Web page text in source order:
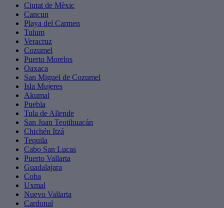
Ciutat de Mèxic
Cancun
Playa del Carmen
Tulum
Veracruz
Cozumel
Puerto Morelos
Oaxaca
San Miguel de Cozumel
Isla Mujeres
Akumal
Puebla
Tula de Allende
San Juan Teotihuacán
Chichén Itzá
Tequila
Cabo San Lucas
Puerto Vallarta
Guadalajara
Coba
Uxmal
Nuevo Vallarta
Cardonal